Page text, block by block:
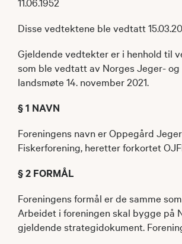
Disse vedtektene ble vedtatt
Gjeldende vedtekter er i henhold til
som ble vedtatt av Norges Jeger-
landsmøte 14. november 2021.
§ 1 NAVN
Foreningens navn er Oppegård
Fiskerforening, heretter forkortet
§ 2 FORMÅL
Foreningens formål er de samme
Arbeidet i foreningen skal bygge på
gjeldende strategidokument.